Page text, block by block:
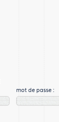
mot de passe :